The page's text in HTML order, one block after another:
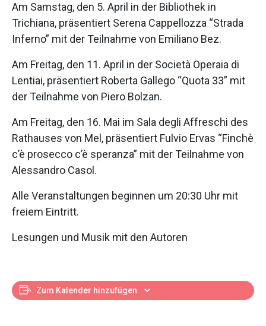
Am Samstag, den 5. April in der Bibliothek in
Trichiana, präsentiert Serena Cappellozza “Strada
Inferno” mit der Teilnahme von Emiliano Bez.
Am Freitag, den 11. April in der Società Operaia di
Lentiai, präsentiert Roberta Gallego “Quota 33” mit
der Teilnahme von Piero Bolzan.
Am Freitag, den 16. Mai im Sala degli Affreschi des
Rathauses von Mel, präsentiert Fulvio Ervas “Finchè
c’è prosecco c’è speranza” mit der Teilnahme von
Alessandro Casol.
Alle Veranstaltungen beginnen um 20:30 Uhr mit
freiem Eintritt.
Lesungen und Musik mit den Autoren
Zum Kalender hinzufügen